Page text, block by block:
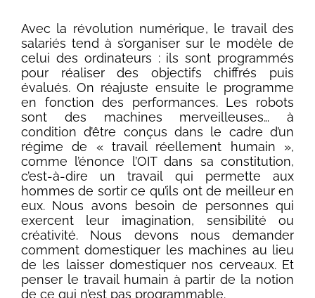
Avec la révolution numérique, le travail des
salariés tend à s’organiser sur le modèle de
celui des ordinateurs : ils sont programmés
pour réaliser des objectifs chiffrés puis
évalués. On réajuste ensuite le programme
en fonction des performances. Les robots
sont des machines merveilleuses… à
condition d’être conçus dans le cadre d’un
régime de « travail réellement humain »,
comme l’énonce l’OIT dans sa constitution,
c’est-à-dire un travail qui permette aux
hommes de sortir ce qu’ils ont de meilleur en
eux. Nous avons besoin de personnes qui
exercent leur imagination, sensibilité ou
créativité. Nous devons nous demander
comment domestiquer les machines au lieu
de les laisser domestiquer nos cerveaux. Et
penser le travail humain à partir de la notion
de ce qui n’est pas programmable.